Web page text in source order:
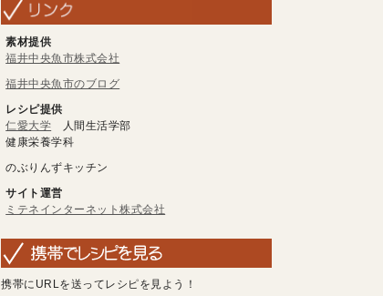
素材提供
福井中央魚市株式会社
福井中央魚市のブログ
レシピ提供
仁愛大学 人間生活学部
健康栄養学科
のぶりんずキッチン
サイト運営
ミテネインターネット株式会社
携帯にURLを送ってレシピを見よう！